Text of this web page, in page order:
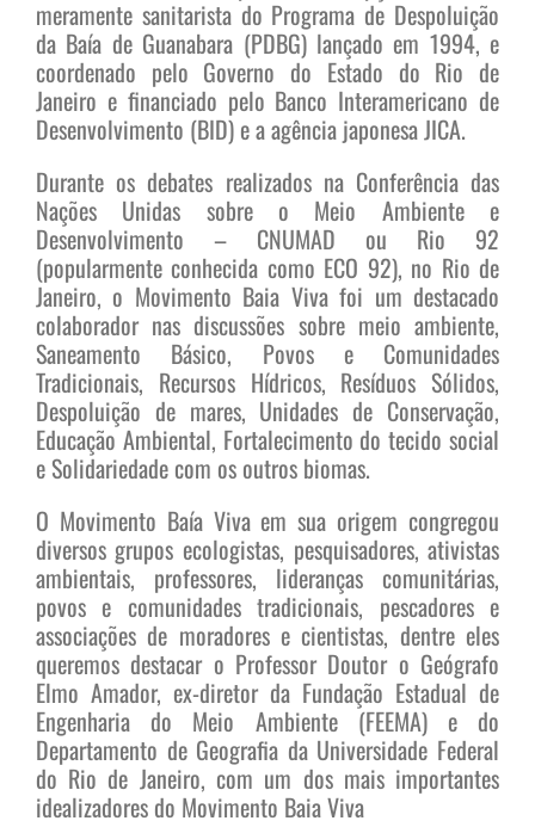
meramente sanitarista do Programa de Despoluição
da Baía de Guanabara (PDBG) lançado em 1994, e
coordenado pelo Governo do Estado do Rio de
Janeiro e financiado pelo Banco Interamericano de
Desenvolvimento (BID) e a agência japonesa JICA.
Durante os debates realizados na Conferência das
Nações Unidas sobre o Meio Ambiente e
Desenvolvimento – CNUMAD ou Rio 92
(popularmente conhecida como ECO 92), no Rio de
Janeiro, o Movimento Baia Viva foi um destacado
colaborador nas discussões sobre meio ambiente,
Saneamento Básico, Povos e Comunidades
Tradicionais, Recursos Hídricos, Resíduos Sólidos,
Despoluição de mares, Unidades de Conservação,
Educação Ambiental, Fortalecimento do tecido social
e Solidariedade com os outros biomas.
O Movimento Baía Viva em sua origem congregou
diversos grupos ecologistas, pesquisadores, ativistas
ambientais, professores, lideranças comunitárias,
povos e comunidades tradicionais, pescadores e
associações de moradores e cientistas, dentre eles
queremos destacar o Professor Doutor o Geógrafo
Elmo Amador, ex-diretor da Fundação Estadual de
Engenharia do Meio Ambiente (FEEMA) e do
Departamento de Geografia da Universidade Federal
do Rio de Janeiro, com um dos mais importantes
idealizadores do Movimento Baia Viva